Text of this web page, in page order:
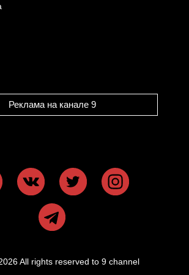
Реклама на канале 9
All rights reserved to 9 channel